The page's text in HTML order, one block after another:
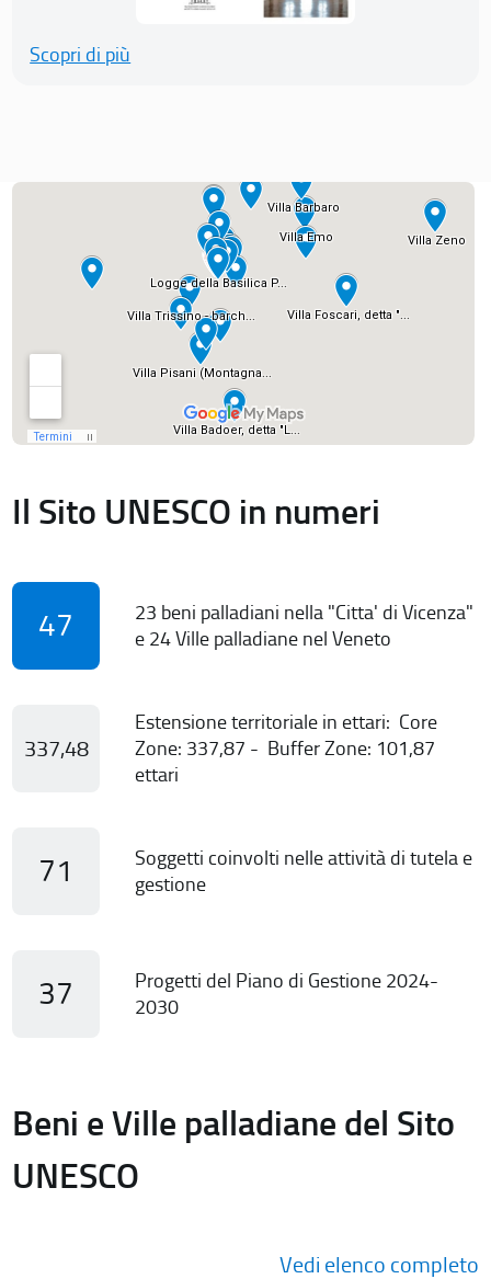
Scopri di più
Il Sito UNESCO in numeri
47
23 beni palladiani nella "Citta' di Vicenza"
e 24 Ville palladiane nel Veneto
337,48
Estensione territoriale in ettari: Core
Zone: 337,87 - Buffer Zone: 101,87
ettari
71
Soggetti coinvolti nelle attività di tutela e
gestione
37
Progetti del Piano di Gestione 2024-
2030
Beni e Ville palladiane del Sito
UNESCO
Vedi elenco completo